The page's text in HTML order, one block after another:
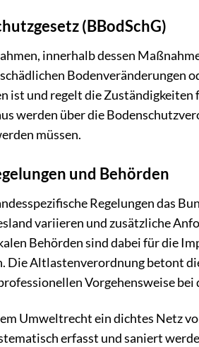
(BBodSchG)
innerhalb dessen
Bodenveränderungen
ist und regelt die
werden über die
müssen.
und Behörden
Regelungen das
variieren und zusätzliche
Behörden sind dabei für die
Die Altlastenverordnung betont
Vorgehensweise bei
Umweltrecht ein dichtes Netz
erfasst und saniert